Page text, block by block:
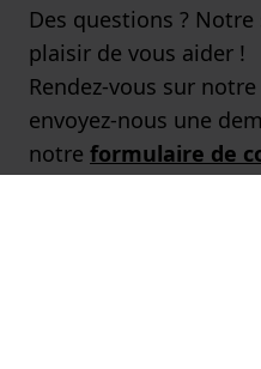
Des questions ?
plaisir de vous aider !
Rendez-vous sur
envoyez-nous une
notre formulaire de